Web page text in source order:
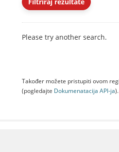
Please try another search.
Također možete pristupiti ovom
(pogledajte Dokumenаtаcijа API-jа).